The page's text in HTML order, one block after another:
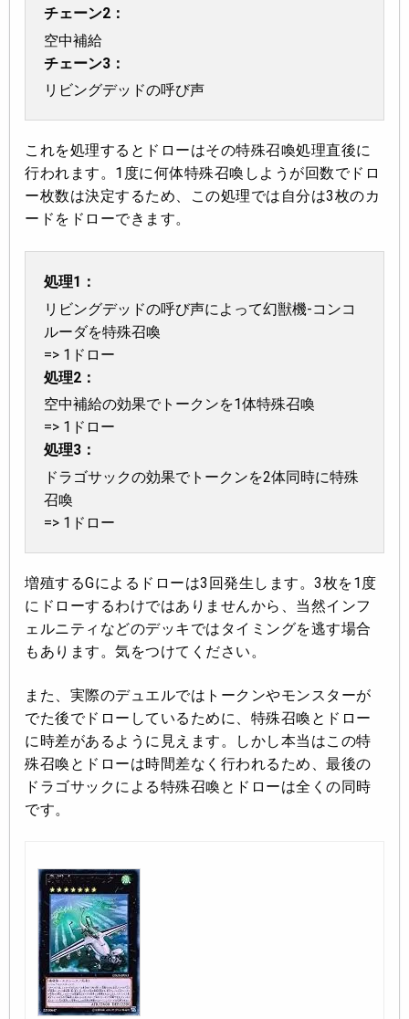
チェーン2：
空中補給
チェーン3：
リビングデッドの呼び声
これを処理するとドローはその特殊召喚処理直後に
行われます。1度に何体特殊召喚しようが回数でドロ
ー枚数は決定するため、この処理では自分は3枚のカ
ードをドローできます。
処理1：
リビングデッドの呼び声によって幻獣機-コンコ
ルーダを特殊召喚
=> 1ドロー
処理2：
空中補給の効果でトークンを1体特殊召喚
=> 1ドロー
処理3：
ドラゴサックの効果でトークンを2体同時に特殊
召喚
=> 1ドロー
増殖するGによるドローは3回発生します。3枚を1度
にドローするわけではありませんから、当然インフ
ェルニティなどのデッキではタイミングを逃す場合
もあります。気をつけてください。
また、実際のデュエルではトークンやモンスターが
でた後でドローしているために、特殊召喚とドロー
に時差があるように見えます。しかし本当はこの特
殊召喚とドローは時間差なく行われるため、最後の
ドラゴサックによる特殊召喚とドローは全くの同時
です。